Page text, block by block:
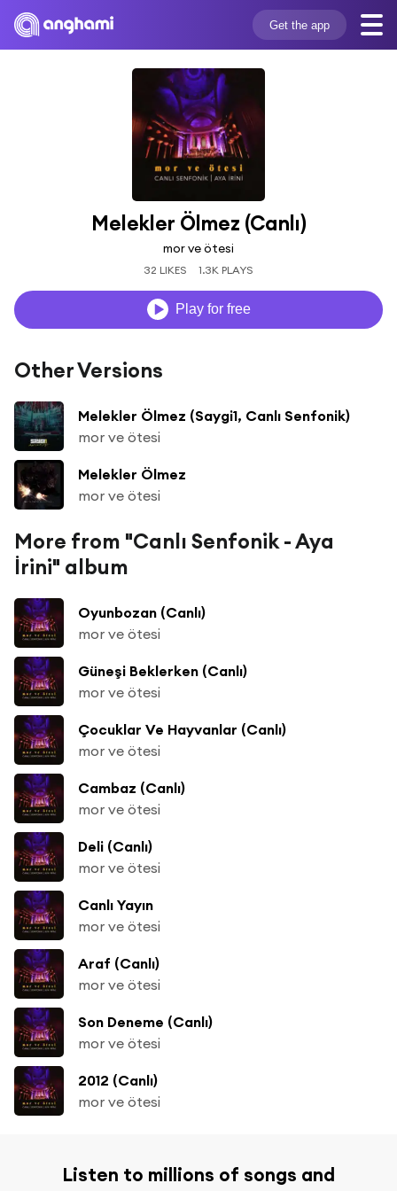
Get the app
Melekler Ölmez (Canlı)
mor ve ötesi
32 LIKES 1.3K PLAYS
Play for free
Other Versions
Melekler Ölmez (Saygi1, Canlı Senfonik)
mor ve ötesi
Melekler Ölmez
mor ve ötesi
More from "Canlı Senfonik - Aya
İrini" album
Oyunbozan (Canlı)
mor ve ötesi
Güneşi Beklerken (Canlı)
mor ve ötesi
Çocuklar Ve Hayvanlar (Canlı)
mor ve ötesi
Cambaz (Canlı)
mor ve ötesi
Deli (Canlı)
mor ve ötesi
Canlı Yayın
mor ve ötesi
Araf (Canlı)
mor ve ötesi
Son Deneme (Canlı)
mor ve ötesi
2012 (Canlı)
mor ve ötesi
Listen to millions of songs and